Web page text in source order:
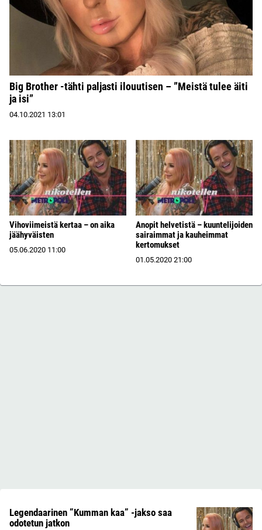
Big Brother -tähti paljasti ilouutisen – ”Meistä tulee äiti
ja isi”
04.10.2021 13:01
Vihoviimeistä kertaa – on aika
jäähyväisten
05.06.2020 11:00
Anopit helvetistä – kuuntelijoiden
sairaimmat ja kauheimmat
kertomukset
01.05.2020 21:00
Legendaarinen ”Kumman kaa” -jakso saa
odotetun jatkon